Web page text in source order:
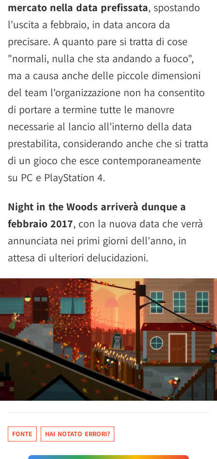
mercato nella data prefissata, spostando
l'uscita a febbraio, in data ancora da
precisare. A quanto pare si tratta di cose
"normali, nulla che sta andando a fuoco",
ma a causa anche delle piccole dimensioni
del team l'organizzazione non ha consentito
di portare a termine tutte le manovre
necessarie al lancio all'interno della data
prestabilita, considerando anche che si tratta
di un gioco che esce contemporaneamente
su PC e PlayStation 4.
Night in the Woods arriverà dunque a
febbraio 2017, con la nuova data che verrà
annunciata nei primi giorni dell'anno, in
attesa di ulteriori delucidazioni.
FONTE HAI NOTATO ERRORI?